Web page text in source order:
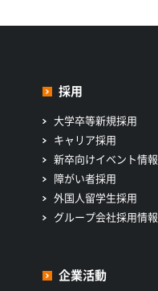
採用
大学卒等新規採用
キャリア採用
新卒向けイベント情報
障がい者採用
外国人留学生採用
グループ会社採用情報
企業活動